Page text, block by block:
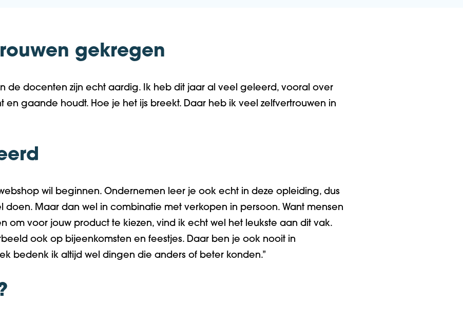
gekregen
de docenten zijn echt aardig. Ik heb dit jaar al veel geleerd, vooral over
en gaande houdt. Hoe je het ijs breekt. Daar heb ik veel zelfvertrouwen in
wil beginnen. Ondernemen leer je ook echt in deze opleiding, dus
doen. Maar dan wel in combinatie met verkopen in persoon. Want mensen
om voor jouw product te kiezen, vind ik echt wel het leukste aan dit vak.
ook op bijeenkomsten en feestjes. Daar ben je ook nooit in
bedenk ik altijd wel dingen die anders of beter konden.”